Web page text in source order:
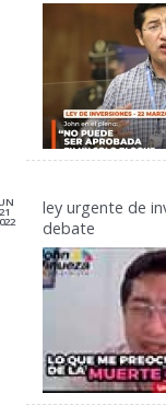
21
ley urgente de
debate